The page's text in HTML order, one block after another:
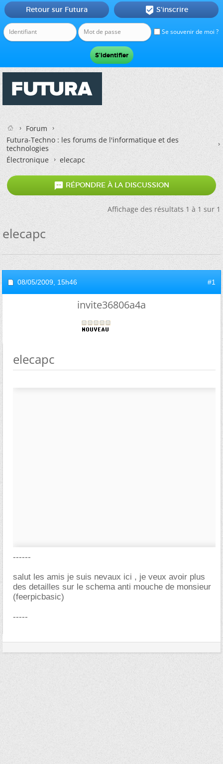
Se souvenir de moi ?
Retour sur Futura  S'inscrire
Forum
Futura-Techno : les forums de l'informatique et des
technologies
Électronique
elecapc
 RÉPONDRE À LA DISCUSSION
Affichage des résultats 1 à 1 sur 1
elecapc
08/05/2009, 15h46 #1
invite36806a4a
elecapc
------
salut les amis je suis nevaux ici , je veux avoir plus
des detailles sur le schema anti mouche de monsieur
(feerpicbasic)
-----